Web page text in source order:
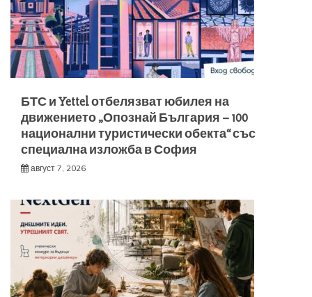
БТС и Yettel отбелязват юбилея на
движението „Опознай България – 100
национални туристически обекта“ със
специална изложба в София
август 7, 2026